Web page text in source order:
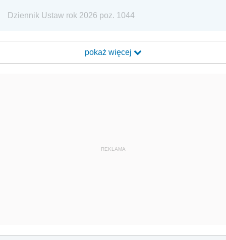
Dziennik Ustaw rok 2026 poz. 1044
pokaż więcej
REKLAMA